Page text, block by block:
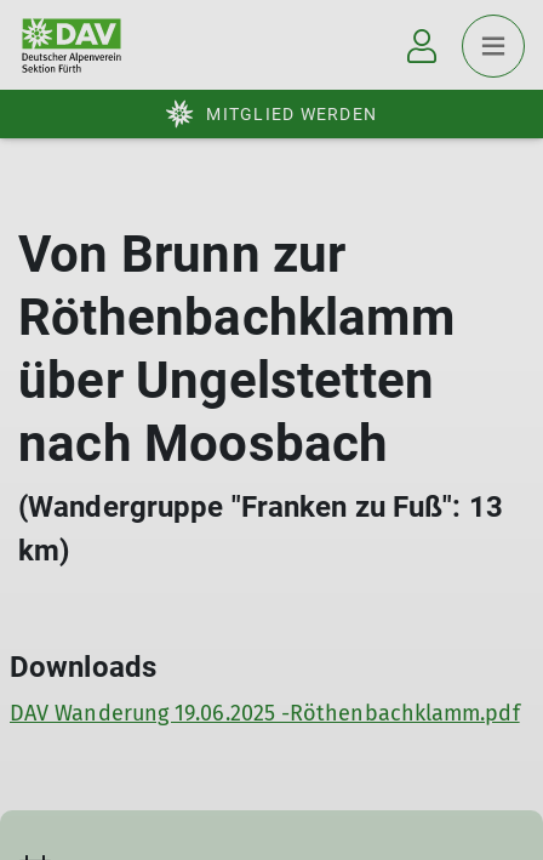
MITGLIED WERDEN
Von Brunn zur
Röthenbachklamm
über Ungelstetten
nach Moosbach
(Wandergruppe "Franken zu Fuß": 13
km)
Downloads
DAV Wanderung 19.06.2025 -Röthenbachklamm.pdf